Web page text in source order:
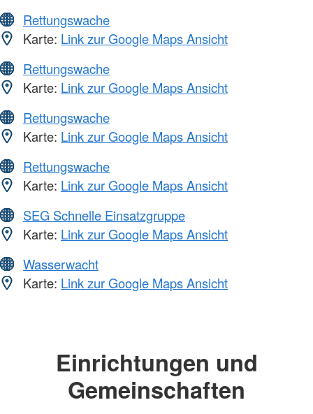
Rettungswache
Karte: Link zur Google Maps Ansicht
Rettungswache
Karte: Link zur Google Maps Ansicht
Rettungswache
Karte: Link zur Google Maps Ansicht
Rettungswache
Karte: Link zur Google Maps Ansicht
SEG Schnelle Einsatzgruppe
Karte: Link zur Google Maps Ansicht
Wasserwacht
Karte: Link zur Google Maps Ansicht
Einrichtungen und
Gemeinschaften